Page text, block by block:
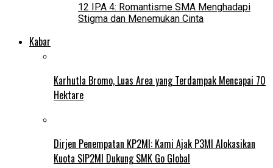
12 IPA 4: Romantisme SMA Menghadapi
Stigma dan Menemukan Cinta
Kabar
Karhutla Bromo, Luas Area yang Terdampak Mencapai 70
Hektare
Dirjen Penempatan KP2MI: Kami Ajak P3MI Alokasikan
Kuota SIP2MI Dukung SMK Go Global